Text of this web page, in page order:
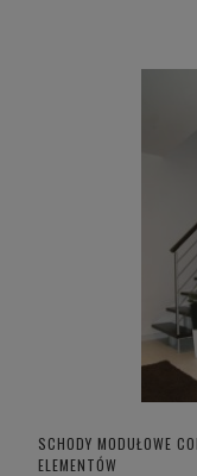
SCHODY MODUŁOWE
ELEMENTÓW